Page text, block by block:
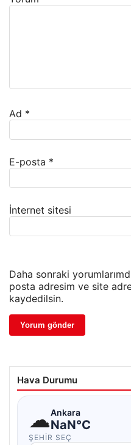
Ad *
E-posta *
İnternet sitesi
Daha sonraki
posta adresim ve site
kaydedilsin.
Hava Durumu
☁Ankara
NaN°C
ŞEHIR SEÇ